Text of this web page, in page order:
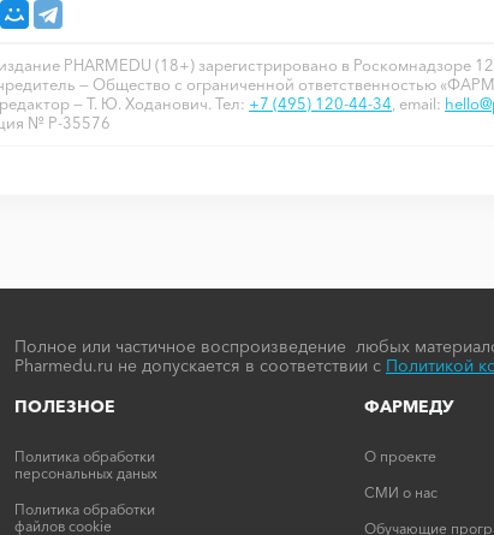
PHARMEDU (18+) зарегистрировано в Роскомнадзоре
— Общество с ограниченной ответственностью
— Т. Ю. Ходанович. Тел: +7 (495) 120-44-34 , email:
№ P-35576
Полное или частичное воспроизведение любых
Pharmedu.ru не допускается в соответствии с Политикой
ПОЛЕЗНОЕ
Политика обработки
персональных даных
Политика обработки
файлов cookie
ФАРМЕДУ
О проекте
СМИ о нас
Обучающие